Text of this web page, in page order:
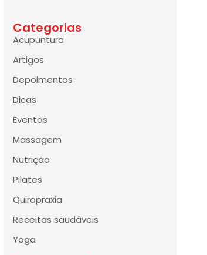
Categorias
Acupuntura
Artigos
Depoimentos
Dicas
Eventos
Massagem
Nutrição
Pilates
Quiropraxia
Receitas saudáveis
Yoga